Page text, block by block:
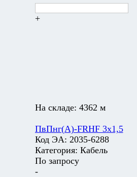
+
На складе: 4362 м
ПвПнг(А)-FRHF 3х1,5
Код ЭА: 2035-6288
Категория: Кабель
По запросу
-